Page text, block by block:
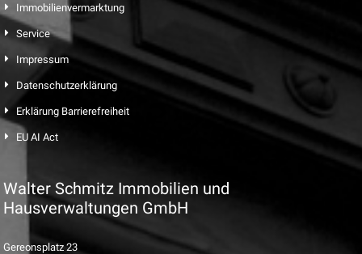
Immobilienvermarktung
Service
Impressum
Datenschutzerklärung
Erklärung Barrierefreiheit
EU AI Act
Walter Schmitz Immobilien und
Hausverwaltungen GmbH
Gereonsplatz 23